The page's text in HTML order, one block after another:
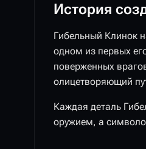
История
Гибельный Клинок
одном из первых
поверженных
олицетворяющий
Каждая деталь
оружием, а